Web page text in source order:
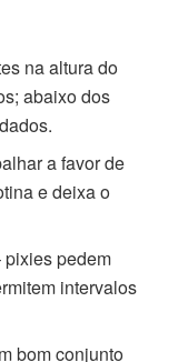
na altura do
abaixo dos
a favor de
e deixa o
pixies pedem
intervalos
bom conjunto